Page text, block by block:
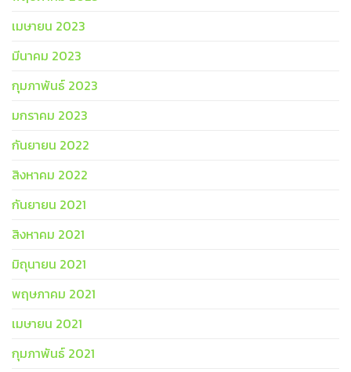
เมษายน 2023
มีนาคม 2023
กุมภาพันธ์ 2023
มกราคม 2023
กันยายน 2022
สิงหาคม 2022
กันยายน 2021
สิงหาคม 2021
มิถุนายน 2021
พฤษภาคม 2021
เมษายน 2021
กุมภาพันธ์ 2021